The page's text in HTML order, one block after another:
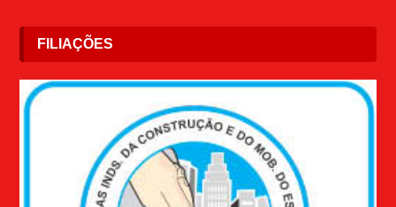
FILIAÇÕES